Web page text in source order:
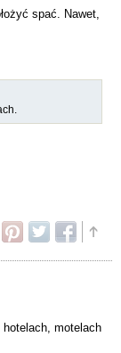
spać. Nawet,
motelach